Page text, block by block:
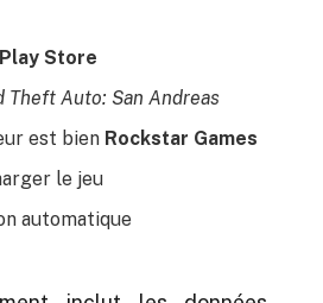
Store
Theft Auto: San Andreas
est bien Rockstar Games
le jeu
automatique